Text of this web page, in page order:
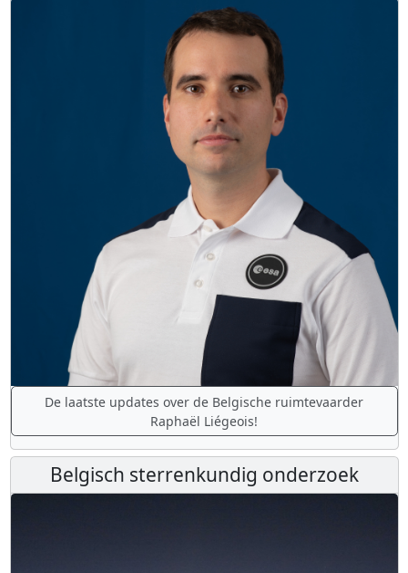
De laatste updates over de Belgische ruimtevaarder
Raphaël Liégeois!
Belgisch sterrenkundig onderzoek